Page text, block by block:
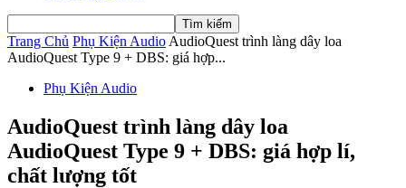
Trang Chủ Phụ Kiện Audio AudioQuest trình làng dây loa
AudioQuest Type 9 + DBS: giá hợp...
Phụ Kiện Audio
AudioQuest trình làng dây loa
AudioQuest Type 9 + DBS: giá hợp lí,
chất lượng tốt